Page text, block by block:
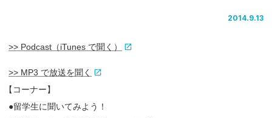
2014.9.13
>> Podcast（iTunes で聞く）
>> MP3 で放送を聞く
【 コーナー】
●留学生に聞いてみよう！